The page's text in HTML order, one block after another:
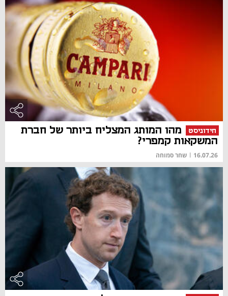
חידוניסט
מהו המותג המצליח ביותר של חברת
המשקאות קמפרי?
16.07.26
| שחר סמוחה